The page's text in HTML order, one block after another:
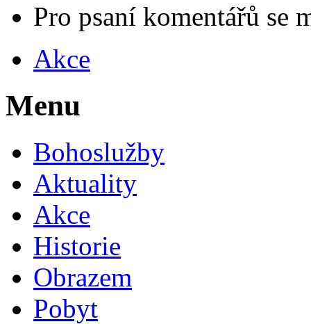
Pro psaní komentářů se
Akce
Menu
Bohoslužby
Aktuality
Akce
Historie
Obrazem
Pobyt